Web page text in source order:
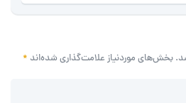
بخش‌های موردنیاز علامت‌گذاری شده‌اند *